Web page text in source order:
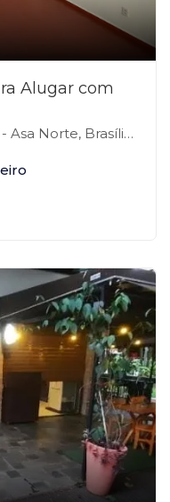
Alugar com
Norte, Brasília-DF